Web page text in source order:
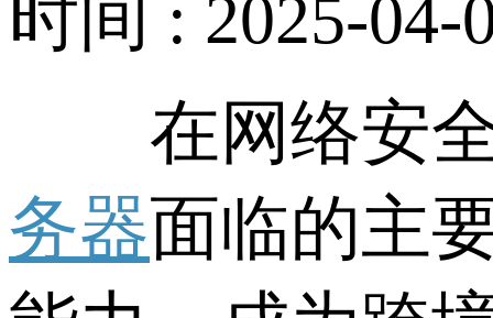
时间 : 2025-04-
在网络安全
务器面临的主